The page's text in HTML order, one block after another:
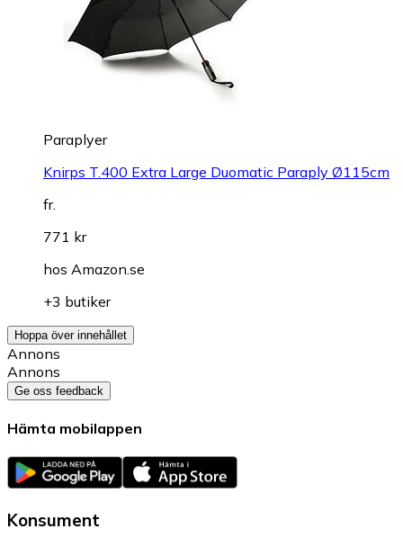
Paraplyer
Knirps T.400 Extra Large Duomatic Paraply Ø115cm
fr.
771 kr
hos Amazon.se
+3 butiker
Hoppa över innehållet
Annons
Annons
Ge oss feedback
Hämta mobilappen
Konsument